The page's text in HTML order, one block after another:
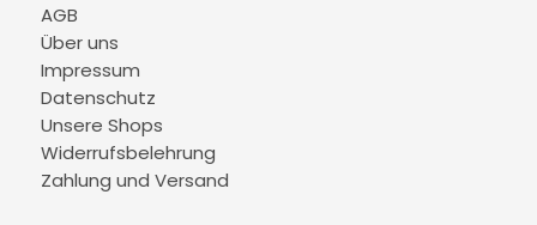
AGB
Über uns
Impressum
Datenschutz
Unsere Shops
Widerrufsbelehrung
Zahlung und Versand